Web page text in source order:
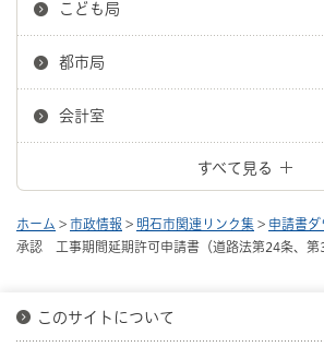
こども局
都市局
会計室
すべて見る
ホーム > 市政情報 > 明石市関連リンク集 > 申請書ダ
承認 工事期間延期許可申請書（道路法第24条、第
このサイトについて